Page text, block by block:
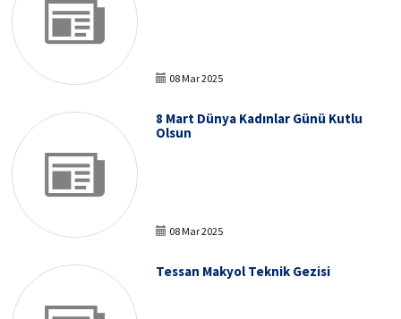
08 Mar 2025
8 Mart Dünya Kadınlar Günü Kutlu
Olsun
08 Mar 2025
Tessan Makyol Teknik Gezisi